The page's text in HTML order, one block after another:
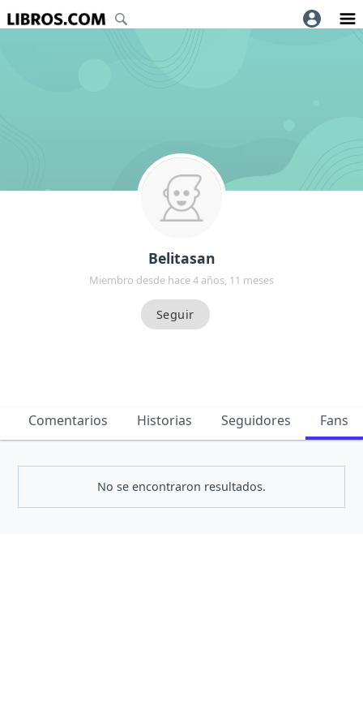
Belitasan
Miembro desde hace 4 años, 11 meses
Comentarios Historias Seguidores Fans
No se encontraron resultados.